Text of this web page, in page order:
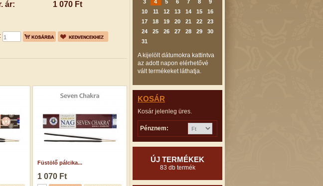
ár: 1 070 Ft
Füstölő pálcika...
1 070 Ft
3
4 5 6 7 8
9
10
11 12 13 14 15
16
17
18 19 20 21 22
23
24
25 26 27 28 29
30
31
A kijelölt dátumokra kattintva
az adott napon elérhetővé
vált termékeket láthatja.
KOSÁR
Kosár jelenleg üres.
Pénznem:
ÚJ TERMÉKEK
83 db termék